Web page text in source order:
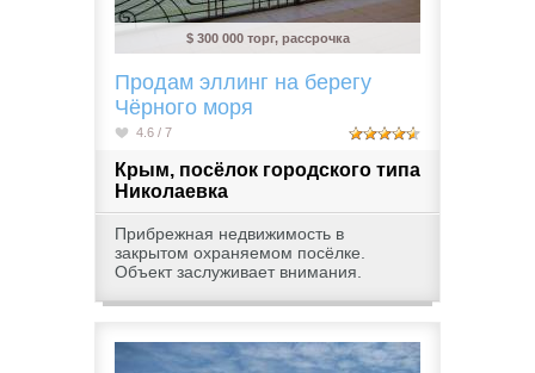
$ 300 000 торг, рассрочка
Продам эллинг на берегу
Чёрного моря
4.6 / 7
Крым, посёлок городского типа
Николаевка
Прибрежная недвижимость в
закрытом охраняемом посёлке.
Объект заслуживает внимания.